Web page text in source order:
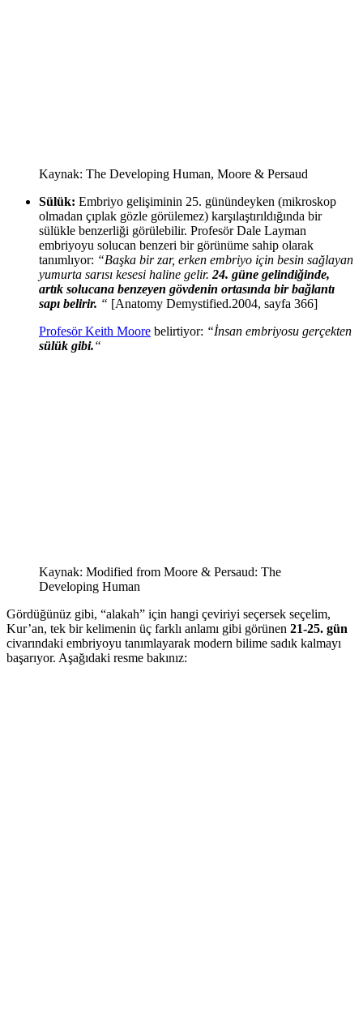
Kaynak: The Developing Human, Moore & Persaud
Sülük: Embriyo gelişiminin 25. günündeyken (mikroskop
olmadan çıplak gözle görülemez) karşılaştırıldığında bir
sülükle benzerliği görülebilir. Profesör Dale Layman
embriyoyu solucan benzeri bir görünüme sahip olarak
tanımlıyor: “Başka bir zar, erken embriyo için besin sağlayan
yumurta sarısı kesesi haline gelir.24. güne gelindiğinde,
artık solucana benzeyen gövdenin ortasında bir bağlantı
sapı belirir. “ [Anatomy Demystified.2004, sayfa 366]
Profesör Keith Moore belirtiyor: “İnsan embriyosu gerçekten
sülük gibi.“
Kaynak: Modified from Moore & Persaud: The
Developing Human
Gördüğünüz gibi, “alakah” için hangi çeviriyi seçersek seçelim,
Kur’an, tek bir kelimenin üç farklı anlamı gibi görünen 21-25. gün
civarındaki embriyoyu tanımlayarak modern bilime sadık kalmayı
başarıyor. Aşağıdaki resme bakınız: